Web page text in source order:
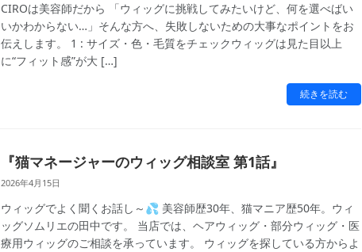
CIROは美容師だから 「ウィッグに挑戦してみたいけど、何を選べばい
いかわからない…」そんな方へ、失敗しないための大事なポイントをお
伝えします。 1 : サイズ・色・毛質をチェックウィッグは見た目以上
に“フィット感”が大 […]
続きを読む
『猫マネージャーのウィッグ相談室 第1話』
2026年4月15日
ウィッグでよく聞くお話し～💦 美容師歴30年、猫マニア歴50年。ウィ
ッグソムリエの田中です。 当店では、ヘアウィッグ・部分ウィッグ・医
療用ウィッグのご相談を承っています。 ウィッグを探している方からよ